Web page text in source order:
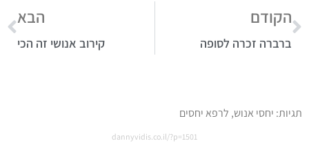
הקודם
ברברה זכרה לסופה
הבא
קירוב אנושי זה הכי
תגיות: יחסי אנוש, לרפא יחסים
dannyvidis.co.il/?p=1501